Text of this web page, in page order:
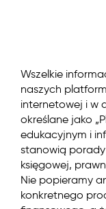
Wszelkie
naszych
internetowej i w
określane jako
edukacyjnym i
stanowią
księgowej,
Nie popieramy
konkretnego